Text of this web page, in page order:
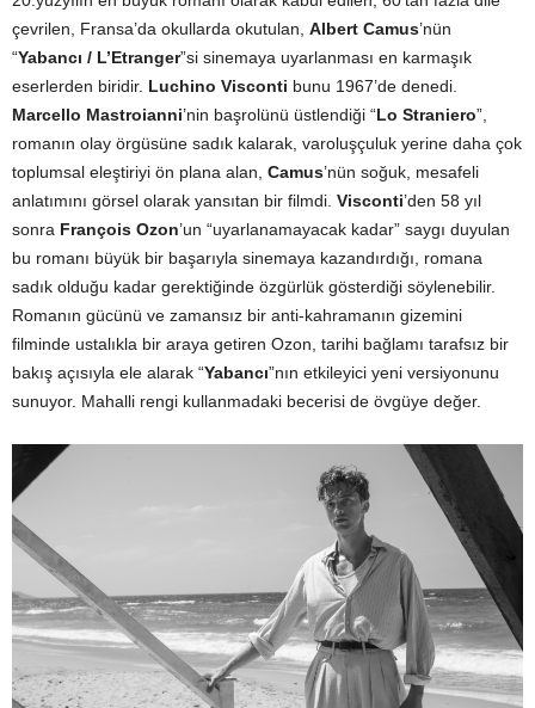
çevrilen, Fransa’da okullarda okutulan, Albert Camus’nün
“Yabancı / L’Etranger”si sinemaya uyarlanması en karmaşık
eserlerden biridir. Luchino Visconti bunu 1967’de denedi.
Marcello Mastroianni’nin başrolünü üstlendiği “Lo Straniero”,
romanın olay örgüsüne sadık kalarak, varoluşçuluk yerine daha çok
toplumsal eleştiriyi ön plana alan, Camus’nün soğuk, mesafeli
anlatımını görsel olarak yansıtan bir filmdi. Visconti’den 58 yıl
sonra François Ozon’un “uyarlanamayacak kadar” saygı duyulan
bu romanı büyük bir başarıyla sinemaya kazandırdığı, romana
sadık olduğu kadar gerektiğinde özgürlük gösterdiği söylenebilir.
Romanın gücünü ve zamansız bir anti-kahramanın gizemini
filminde ustalıkla bir araya getiren Ozon, tarihi bağlamı tarafsız bir
bakış açısıyla ele alarak “Yabancı”nın etkileyici yeni versiyonunu
sunuyor. Mahalli rengi kullanmadaki becerisi de övgüye değer.